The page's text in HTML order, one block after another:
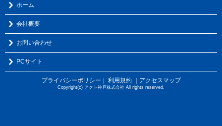
ホーム
会社概要
お問い合わせ
PCサイト
プライバシーポリシー ｜ 利用規約 ｜アクセスマップ
Copyright(c) アクト神戸株式会社 All rights reserved.